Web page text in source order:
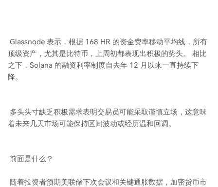
Glassnode 表示，根据 168 HR 的资金费率移动平均线，所有
顶级资产，尤其是比特币，上周初都表现出积极的势头。 相比
之下，Solana 的融资利率制度自去年 12 月以来一直持续下
降。
多头头寸缺乏积极需求表明交易员可能采取谨慎立场，这意味
着未来几天市场可能保持区间波动或经历温和回调。
前面是什么？
随着投资者预期美联储下次会议和关键通胀数据，加密货币市